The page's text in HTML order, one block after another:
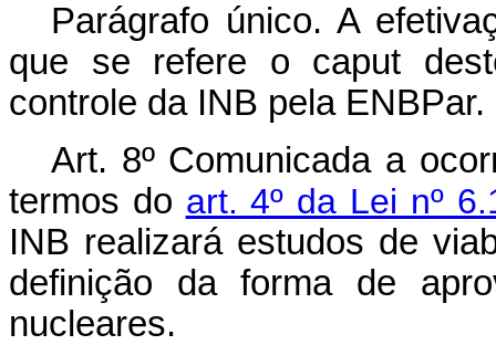
Parágrafo único. A
que se refere o caput
controle da INB pela ENBPar.
Art. 8º Comunicada a
termos do art. 4º da Lei nº
INB realizará estudos de
definição da forma de
nucleares.